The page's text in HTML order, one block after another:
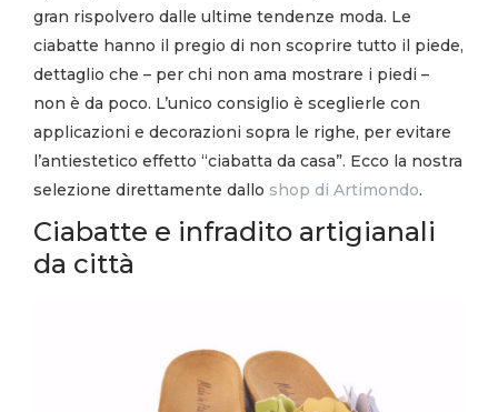
gran rispolvero dalle ultime tendenze moda. Le
ciabatte hanno il pregio di non scoprire tutto il piede,
dettaglio che – per chi non ama mostrare i piedi –
non è da poco. L’unico consiglio è sceglierle con
applicazioni e decorazioni sopra le righe, per evitare
l’antiestetico effetto “ciabatta da casa”. Ecco la nostra
selezione direttamente dallo shop di Artimondo.
Ciabatte e infradito artigianali
da città